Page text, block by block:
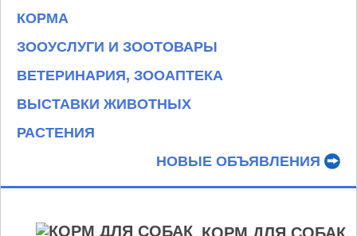
КОРМА
ЗООУСЛУГИ И ЗООТОВАРЫ
ВЕТЕРИНАРИЯ, ЗООАПТЕКА
ВЫСТАВКИ ЖИВОТНЫХ
РАСТЕНИЯ
НОВЫЕ ОБЪЯВЛЕНИЯ
КОРМ ДЛЯ СОБАК